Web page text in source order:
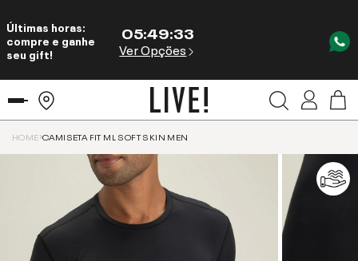
Últimas horas:
compre e ganhe
seu gift!
05:49:33
Ver Opções
HOME CAMISETA FIT ML SOFT SKIN MEN